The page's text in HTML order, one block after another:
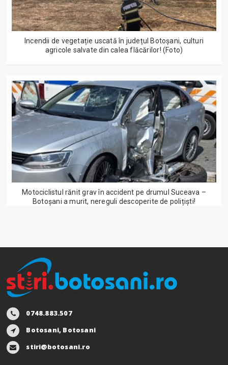
Incendii de vegetație uscată în județul Botoșani, culturi
agricole salvate din calea flăcărilor! (Foto)
Motociclistul rănit grav în accident pe drumul Suceava –
Botoșani a murit, nereguli descoperite de polițiști!
0748.883.507
Botosani, Botosani
stiri@botosani.ro